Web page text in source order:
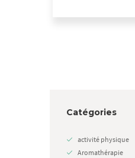
Catégories
activité physique
Aromathérapie